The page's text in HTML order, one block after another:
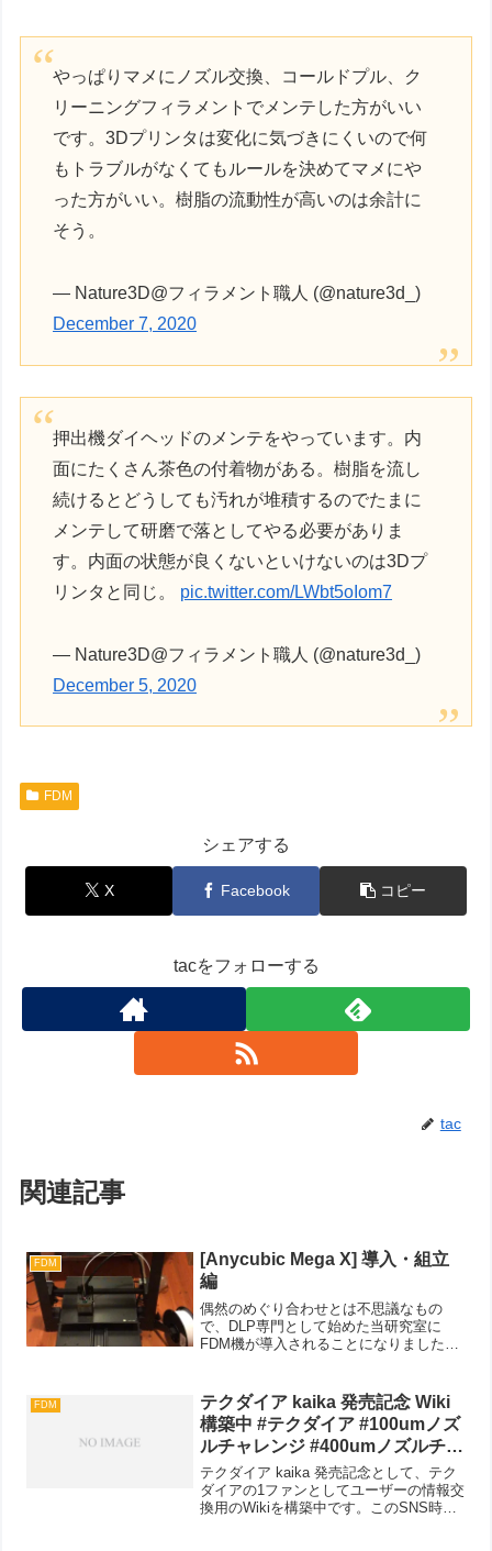
やっぱりマメにノズル交換、コールドプル、ク
リーニングフィラメントでメンテした方がいい
です。3Dプリンタは変化に気づきにくいので何
もトラブルがなくてもルールを決めてマメにや
った方がいい。樹脂の流動性が高いのは余計に
そう。
— Nature3D@フィラメント職人 (@nature3d_)
December 7, 2020
押出機ダイヘッドのメンテをやっています。内
面にたくさん茶色の付着物がある。樹脂を流し
続けるとどうしても汚れが堆積するのでたまに
メンテして研磨で落としてやる必要がありま
す。内面の状態が良くないといけないのは3Dプ
リンタと同じ。 pic.twitter.com/LWbt5oIom7
— Nature3D@フィラメント職人 (@nature3d_)
December 5, 2020
FDM
シェアする
X Facebook コピー
tacをフォローする
tac
関連記事
FDM
[Anycubic Mega X] 導入・組立
編
偶然のめぐり合わせとは不思議なもの
で、DLP専門として始めた当研究室に
FDM機が導入されることになりました。
械での出力だったため。tac個人としての
FDM機の所有は今...
FDM
テクダイア kaika 発売記念 Wiki
構築中 #テクダイア #100umノズ
ルチャレンジ #400umノズルチャ
レンジ
テクダイア kaika 発売記念として、テク
ダイアの1ファンとしてユーザーの情報交
換用のWikiを構築中です。このSNS時代